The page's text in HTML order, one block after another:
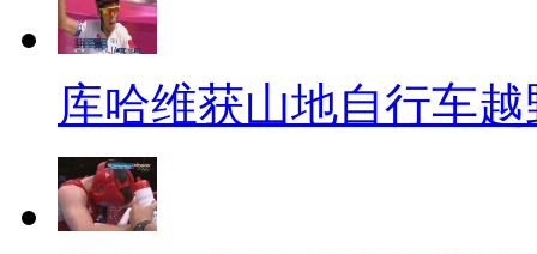
库哈维获山地自行车